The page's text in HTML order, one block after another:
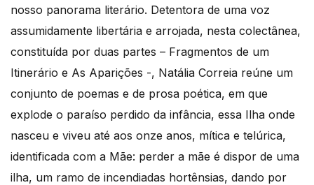
nosso panorama literário. Detentora de uma voz
assumidamente libertária e arrojada, nesta colectânea,
constituída por duas partes – Fragmentos de um
Itinerário e As Aparições -, Natália Correia reúne um
conjunto de poemas e de prosa poética, em que
explode o paraíso perdido da infância, essa Ilha onde
nasceu e viveu até aos onze anos, mítica e telúrica,
identificada com a Mãe: perder a mãe é dispor de uma
ilha, um ramo de incendiadas hortênsias, dando por